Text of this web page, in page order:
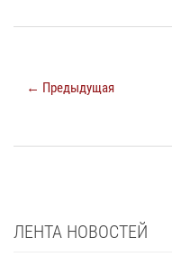
← Предыдущая
ЛЕНТА НОВОСТЕЙ